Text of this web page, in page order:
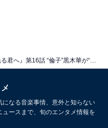
なる音楽事情、意外と知らない
ースまで、旬のエンタメ情報を